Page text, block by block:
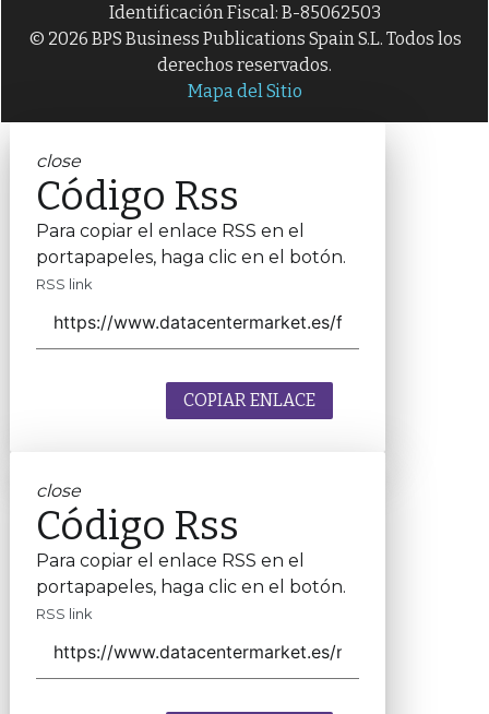
Identificación Fiscal: B-85062503
© 2026 BPS Business Publications Spain S.L. Todos los
derechos reservados.
Mapa del Sitio
close
Código Rss
Para copiar el enlace RSS en el
portapapeles, haga clic en el botón.
RSS link
COPIAR ENLACE
close
Código Rss
Para copiar el enlace RSS en el
portapapeles, haga clic en el botón.
RSS link